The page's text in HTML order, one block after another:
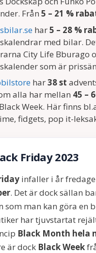
Från 5 – 21 %
har5 – 28 %
med bilar.
City Life Bburago
som är
har38 st
alla har mellan 45 –
Week. Här finns
fidgets, pop it-
Friday 2023
infaller i år
. Det är dock sällan
som man kan göra en
har tjuvstartat
Black Month hela
är dock Black Week